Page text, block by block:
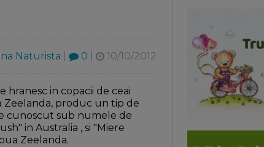
Naturista 0 10/10/2012
hranesc in copacii de ceai
Zeelanda, produc un tip de
cunoscut sub numele de
in Australia , si "Miere
Zeelanda.